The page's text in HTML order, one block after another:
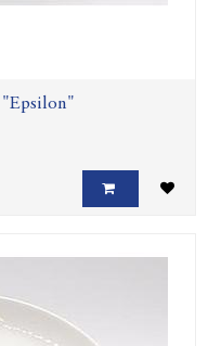
Bone China Milchk. / Zuckert. "Epsilon"